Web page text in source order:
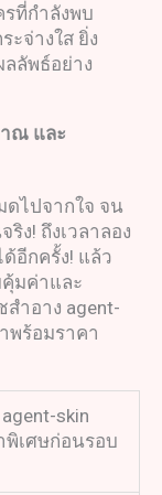
ที่กำลังพบ
จ่างใส ยิ่ง
ลลัพธ์อย่าง
ณ และ
ไปจากใจ จน
ง! ถึงเวลาลอง
อีกครั้ง! แล้ว
คุ้มค่าและ
ำอาง agent-
พร้อมราคา
skin
พิเศษก่อนรอบ